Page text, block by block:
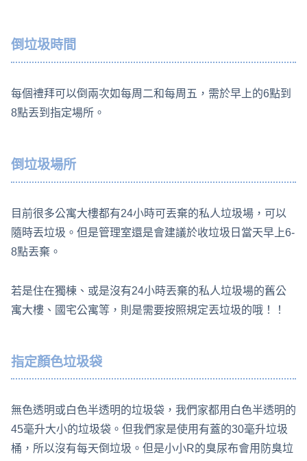
倒垃圾時間
每個禮拜可以倒兩次如每周二和每周五，需於早上的6點到
8點丟到指定場所。
倒垃圾場所
目前很多公寓大樓都有24小時可丟棄的私人垃圾場，可以
隨時丟垃圾。但是管理室還是會建議於收垃圾日當天早上6-
8點丟棄。
若是住在獨棟、或是沒有24小時丟棄的私人垃圾場的舊公
寓大樓、國宅公寓等，則是需要按照規定丟垃圾的哦！！
指定顏色垃圾袋
無色透明或白色半透明的垃圾袋，我們家都用白色半透明的
45毫升大小的垃圾袋。但我們家是使用有蓋的30毫升垃圾
桶，所以沒有每天倒垃圾。但是小小R的臭尿布會用防臭垃